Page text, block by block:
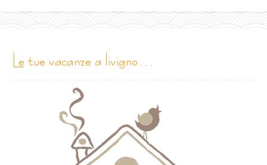
le tue vacanze a livigno…